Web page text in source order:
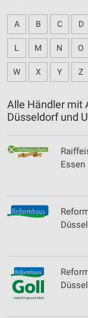
A B C D
L M N O
W X Y Z
Alle Händler mit
Düsseldorf und
Essen